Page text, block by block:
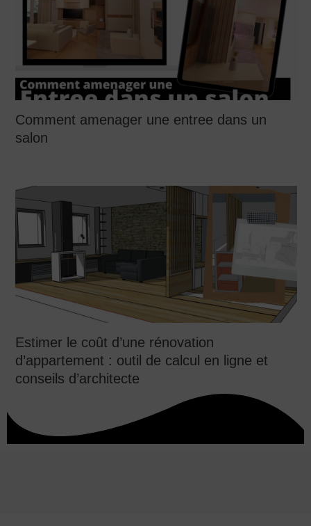
Comment amenager une entree dans un
salon
Estimer le coût d’une rénovation
d’appartement : outil de calcul en ligne et
conseils d’architecte